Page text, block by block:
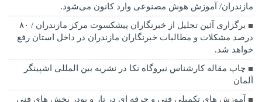
مازندران/ آموزش هوش مصنوعی وارد کانون می‌شود.
برگزاری آئین تجلیل از خبرنگاران پیشکسوت مرکز مازندران / ۸۰
درصد مشکلات و مطالبات خبرنگاران مازندران در داخل استان رفع
خواهد شد.
چاپ مقاله کارشناس نيروگاه نكا در نشریه بین المللی اشپینگر
آلمان
آموزش های تکمیلی فنی و حرفه ای در تار و پودر بخش های فنی